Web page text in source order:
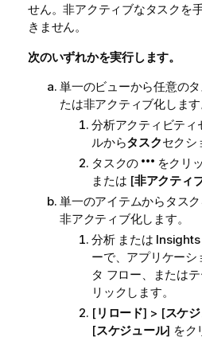
せん。非アクティブなタスクを
きません。
次のいずれかを実行します。
単一のビューから任意の
たは非アクティブ化します
分析アクティビティ
ルからタスクセクシ
タスクの
をクリ
または [非アクティ
単一のアイテムからタス
非アクティブ化します。
分析または Insights
ーで、アプリケーシ
タ フロー、または
リックします。
[リロード] > [スケ
[スケジュール] をク